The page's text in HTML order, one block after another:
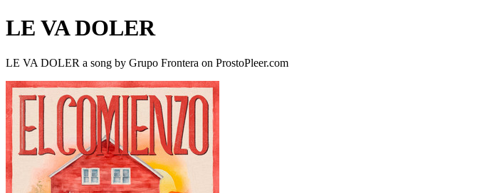
LE VA DOLER
LE VA DOLER a song by Grupo Frontera on ProstoPleer.com